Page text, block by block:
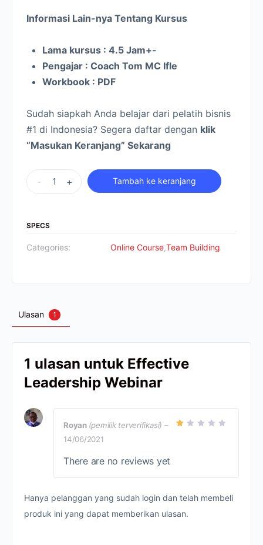
Informasi Lain-nya Tentang Kursus
Lama kursus : 4.5 Jam+-
Pengajar : Coach Tom MC Ifle
Workbook : PDF
Sudah siapkah Anda belajar dari pelatih bisnis
#1 di Indonesia? Segera daftar dengan klik
“Masukan Keranjang” Sekarang
- + Tambah ke keranjang
SPECS
Categories: Online Course,Team Building
Ulasan 1
1 ulasan untuk Effective
Leadership Webinar
Royan (pemilik terverifikasi) –
14/06/2021
There are no reviews yet
Hanya pelanggan yang sudah login dan telah membeli
produk ini yang dapat memberikan ulasan.